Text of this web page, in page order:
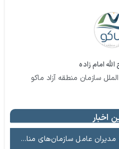
امام زاده
سازمان منطقه آزاد ماکو
اخبار
کرد؛ ۵ اولویت دبیرخانه شورایعالی برای تحول در مناطق آزاد